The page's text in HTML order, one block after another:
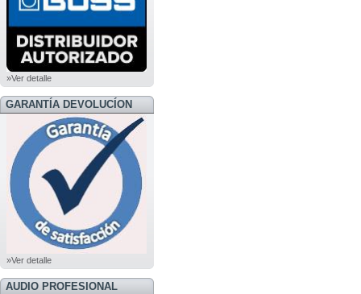
»Ver detalle
GARANTÍA DEVOLUCÍON
»Ver detalle
AUDIO PROFESIONAL